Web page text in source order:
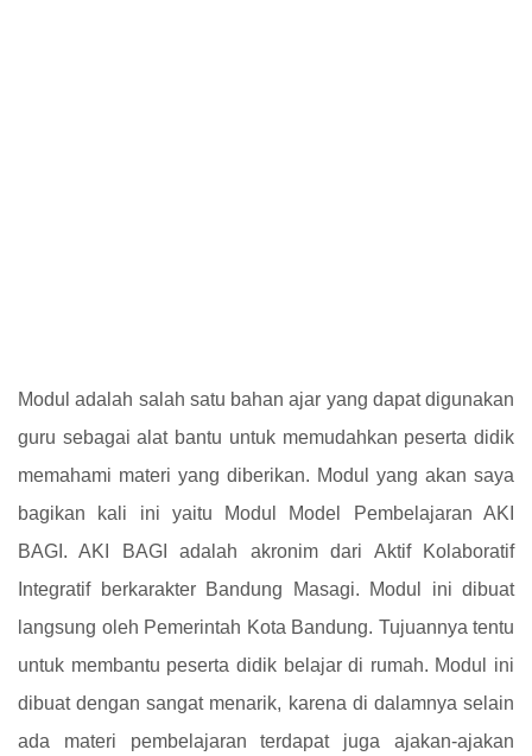
Modul adalah salah satu bahan ajar yang dapat digunakan
guru sebagai alat bantu untuk memudahkan peserta didik
memahami materi yang diberikan. Modul yang akan saya
bagikan kali ini yaitu Modul Model Pembelajaran AKI
BAGI. AKI BAGI adalah akronim dari Aktif Kolaboratif
Integratif berkarakter Bandung Masagi. Modul ini dibuat
langsung oleh Pemerintah Kota Bandung. Tujuannya tentu
untuk membantu peserta didik belajar di rumah. Modul ini
dibuat dengan sangat menarik, karena di dalamnya selain
ada materi pembelajaran terdapat juga ajakan-ajakan